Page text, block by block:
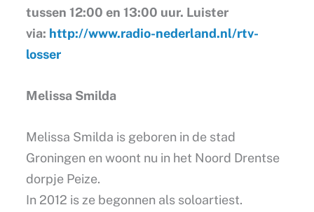
tussen 12:00 en 13:00 uur. Luister
via: http://www.radio-nederland.nl/rtv-
losser
Melissa Smilda
Melissa Smilda is geboren in de stad
Groningen en woont nu in het Noord Drentse
dorpje Peize.
In 2012 is ze begonnen als soloartiest.